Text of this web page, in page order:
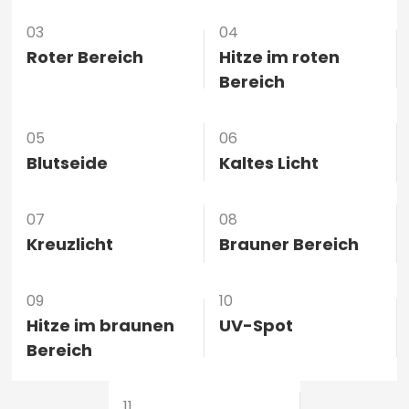
03
Roter Bereich
04
Hitze im roten
Bereich
05
Blutseide
06
Kaltes Licht
07
Kreuzlicht
08
Brauner Bereich
09
Hitze im braunen
Bereich
10
UV-Spot